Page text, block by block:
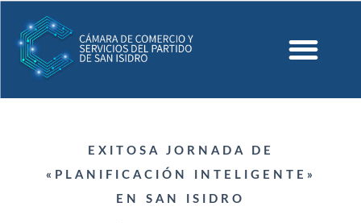
EXITOSA JORNADA DE
«PLANIFICACIÓN INTELIGENTE»
EN SAN ISIDRO